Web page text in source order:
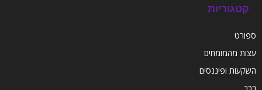
קטגוריות
ספורט
עצות מהמומחים
השקעות ופיננסים